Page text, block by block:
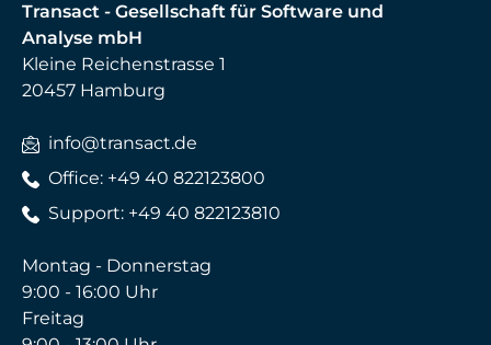
Transact - Gesellschaft für Software und
Analyse mbH
Kleine Reichenstrasse 1
20457 Hamburg
info@transact.de
Office: +49 40 822123800
Support: +49 40 822123810
Montag - Donnerstag
9:00 - 16:00 Uhr
Freitag